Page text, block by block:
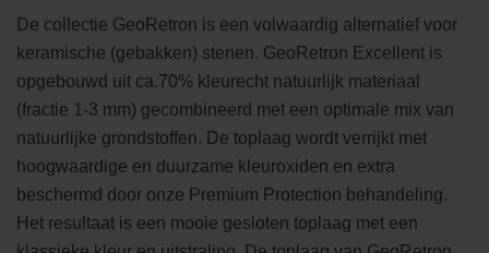
De collectie GeoRetron is een volwaardig alternatief voor
keramische (gebakken) stenen. GeoRetron Excellent is
opgebouwd uit ca.70% kleurecht natuurlijk materiaal
(fractie 1-3 mm) gecombineerd met een optimale mix van
natuurlijke grondstoffen. De toplaag wordt verrijkt met
hoogwaardige en duurzame kleuroxiden en extra
beschermd door onze Premium Protection behandeling.
Het resultaat is een mooie gesloten toplaag met een